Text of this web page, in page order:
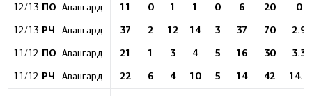
12/13 ПО Авангард 11 0 1 1 0 6 20 0
12/13 РЧ Авангард 37 2 12 14 3 37 70 2.9
11/12 ПО Авангард 21 1 3 4 5 16 30 3.3
11/12 РЧ Авангард 22 6 4 10 5 14 42 14.3